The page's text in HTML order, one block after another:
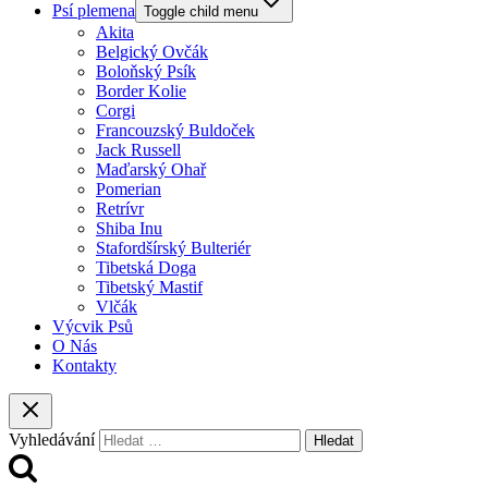
Psí plemena Toggle child menu
Akita
Belgický Ovčák
Boloňský Psík
Border Kolie
Corgi
Francouzský Buldoček
Jack Russell
Maďarský Ohař
Pomerian
Retrívr
Shiba Inu
Stafordšírský Bulteriér
Tibetská Doga
Tibetský Mastif
Vlčák
Výcvik Psů
O Nás
Kontakty
Vyhledávání